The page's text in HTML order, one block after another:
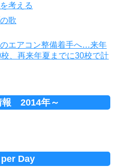
考える
歌
エアコン整備着手へ…来年
、再来年夏までに30校で計
報 2014年～
Day